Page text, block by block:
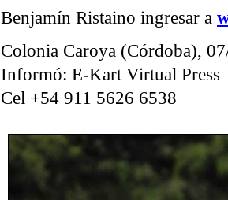
Benjamín Ristaino ingresar a
Colonia Caroya (Córdoba),
Informó: E-Kart Virtual Press
Cel +54 911 5626 6538